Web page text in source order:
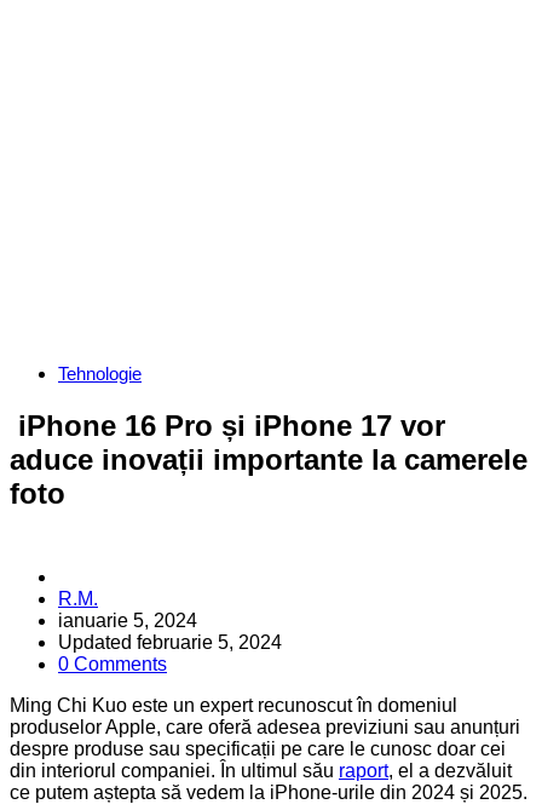
Categories
Tehnologie
iPhone 16 Pro și iPhone 17 vor
aduce inovații importante la camerele
foto
Posted
by
R.M.
ianuarie 5, 2024
Updated februarie 5, 2024
0 Comments
Ming Chi Kuo este un expert recunoscut în domeniul
produselor Apple, care oferă adesea previziuni sau anunțuri
despre produse sau specificații pe care le cunosc doar cei
din interiorul companiei. În ultimul său raport, el a dezvăluit
ce putem aștepta să vedem la iPhone-urile din 2024 și 2025.